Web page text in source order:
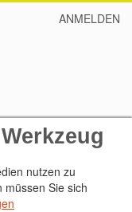
ANMELDEN
nutzen zu
müssen Sie sich